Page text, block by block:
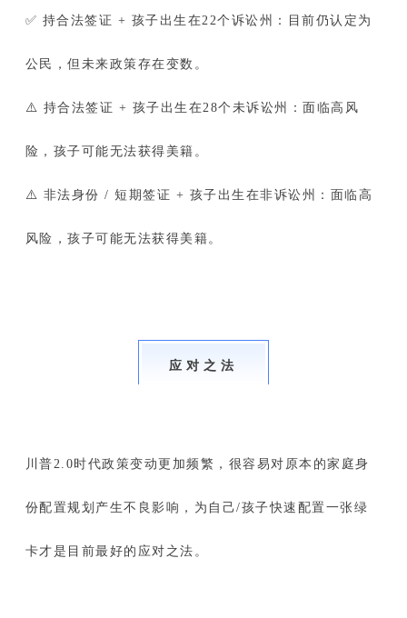
✅ 持合法签证 + 孩子出生在22个诉讼州：目前仍认定为
公民，但未来政策存在变数。
⚠️ 持合法签证 + 孩子出生在28个未诉讼州：面临高风
险，孩子可能无法获得美籍。
⚠️ 非法身份 / 短期签证 + 孩子出生在非诉讼州：面临高
风险，孩子可能无法获得美籍。
应 对 之 法
川普2.0时代政策变动更加频繁，很容易对原本的家庭身
份配置规划产生不良影响，为自己/孩子快速配置一张绿
卡才是目前最好的应对之法。